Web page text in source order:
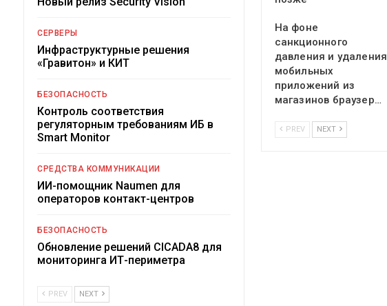
На фоне
санкционного
давления и удаления
мобильных
приложений из
магазинов браузер…
PREV NEXT
СЕРВЕРЫ
Инфраструктурные решения
«Гравитон» и КИТ
БЕЗОПАСНОСТЬ
Контроль соответствия
регуляторным требованиям ИБ в
Smart Monitor
СРЕДСТВА КОММУНИКАЦИИ
ИИ-помощник Naumen для
операторов контакт-центров
БЕЗОПАСНОСТЬ
Обновление решений CICADA8 для
мониторинга ИТ-периметра
PREV NEXT